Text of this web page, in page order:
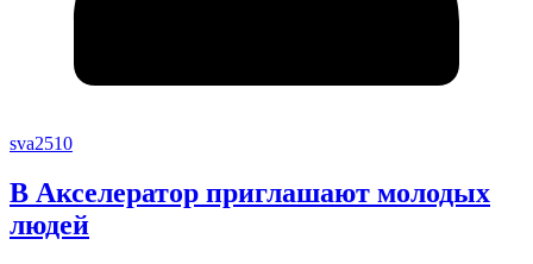
sva2510
В Акселератор приглашают молодых
людей